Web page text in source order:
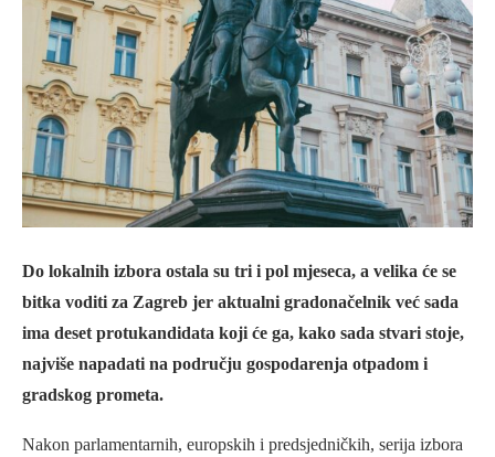
Do lokalnih izbora ostala su tri i pol mjeseca, a velika će se
bitka voditi za Zagreb jer aktualni gradonačelnik već sada
ima deset protukandidata koji će ga, kako sada stvari stoje,
najviše napadati na području gospodarenja otpadom i
gradskog prometa.
Nakon parlamentarnih, europskih i predsjedničkih, serija izbora